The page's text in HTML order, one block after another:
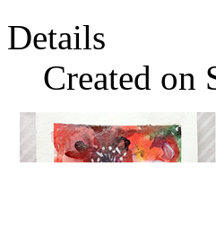
Details
Created on